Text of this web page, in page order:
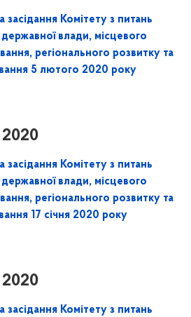
засідання Комітету з питань
державної влади, місцевого
регіонального розвитку та
5 лютого 2020 року
2020
засідання Комітету з питань
державної влади, місцевого
регіонального розвитку та
17 січня 2020 року
2020
засідання Комітету з питань